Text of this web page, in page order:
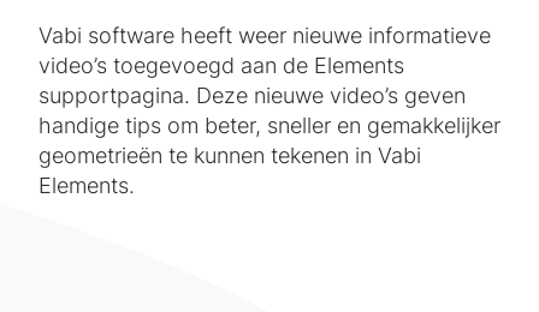
Vabi software heeft weer nieuwe informatieve
video’s toegevoegd aan de Elements
supportpagina. Deze nieuwe video’s geven
handige tips om beter, sneller en gemakkelijker
geometrieën te kunnen tekenen in Vabi
Elements.